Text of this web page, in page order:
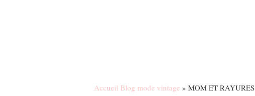
Accueil Blog mode vintage » MOM ET RAYURES